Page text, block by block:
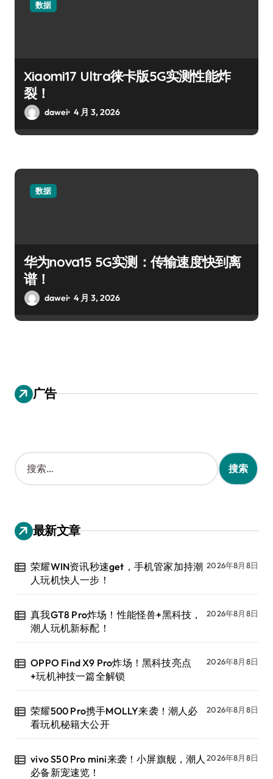
数据
Xiaomi17 Ultra徕卡版5G实测性能炸
裂！
dawei 4 月 3, 2026
数据
华为nova15 5G实测：传输速度快到离
谱！
dawei 4 月 3, 2026
广告
搜
索
：
最新文章
荣耀WIN资讯秒速get，手机管家加持潮
人玩机快人一步！
2026年8月8日
真我GT8 Pro炸场！性能怪兽+黑科技，
潮人玩机新标配！
2026年8月8日
OPPO Find X9 Pro炸场！黑科技亮点
+玩机神技一篇全解锁
2026年8月8日
荣耀500 Pro携手MOLLY来袭！潮人必
看玩机秘籍大公开
2026年8月8日
vivo S50 Pro mini来袭！小屏旗舰，潮人
必备新宠速览！
2026年8月8日